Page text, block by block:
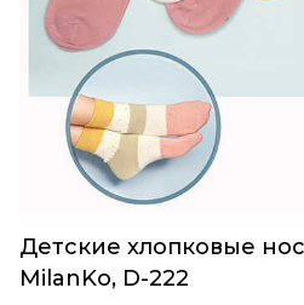
Детские хлопковые
MilanKo, D-222